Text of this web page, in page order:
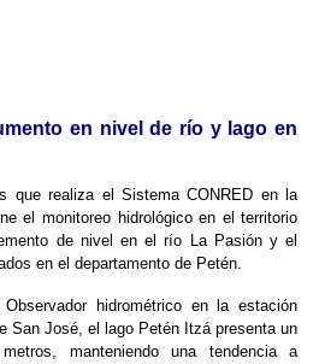
en nivel de río y lago en
que realiza el Sistema CONRED en la
el monitoreo hidrológico en el territorio
de nivel en el río La Pasión y el
en el departamento de Petén.
hidrométrico en la estación
San José, el lago Petén Itzá presenta un
manteniendo una tendencia a